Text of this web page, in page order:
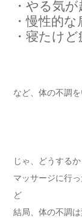
・やる気が
・慢性的
・寝たけ
など、体の不調
じゃ、どうするか
マッサージに行
ど
結局、体の不調